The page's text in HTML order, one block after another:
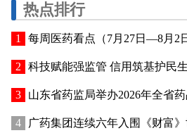
热点排行
每周医药看点（7月27日—8月2
科技赋能强监管 信用筑基护民
山东省药监局举办2026年全省
广药集团连续六年入围《财富》